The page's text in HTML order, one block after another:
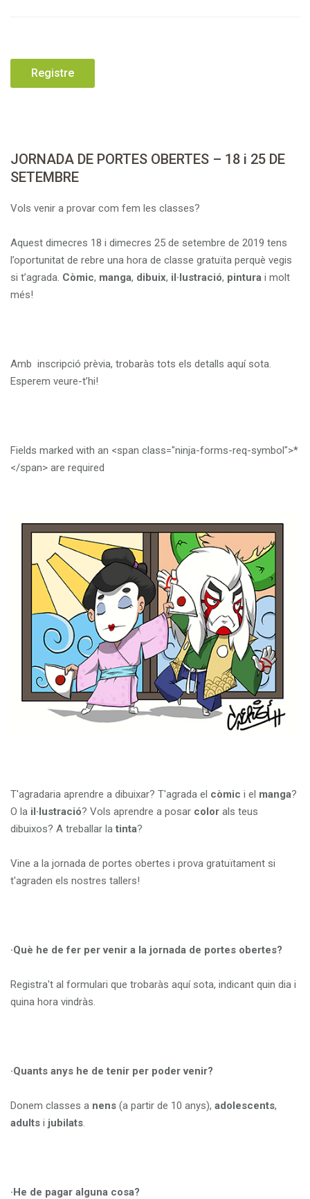
JORNADA DE PORTES OBERTES – 18 i 25 DE
SETEMBRE
Vols venir a provar com fem les classes?
Aquest dimecres 18 i dimecres 25 de setembre de 2019 tens
l’oportunitat de rebre una hora de classe gratuïta perquè vegis
si t’agrada. Còmic, manga, dibuix, il·lustració, pintura i molt
més!
Amb inscripció prèvia, trobaràs tots els detalls aquí sota.
Esperem veure-t’hi!
Fields marked with an <span class="ninja-forms-req-symbol">*
</span> are required
T'agradaria aprendre a dibuixar? T'agrada el còmic i el manga?
O la il·lustració? Vols aprendre a posar color als teus
dibuixos? A treballar la tinta?
Vine a la jornada de portes obertes i prova gratuïtament si
t'agraden els nostres tallers!
·Què he de fer per venir a la jornada de portes obertes?
Registra't al formulari que trobaràs aquí sota, indicant quin dia i
quina hora vindràs.
·Quants anys he de tenir per poder venir?
Donem classes a nens (a partir de 10 anys), adolescents,
adults i jubilats
·He de pagar alguna cosa?